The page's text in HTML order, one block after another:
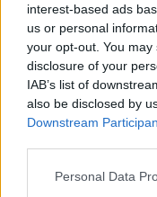
interest-based ads
us or personal
your opt-out. You
disclosure of your
IAB’s list of
also be disclosed by
Downstream
Personal Data
06.08.2026 - 10:45
Ευρώπη: Μπορεί η
ενεργειακή κρίση;
06.08.2026 - 09:15
Στέλιος Λιανός –
06.08.2026 - 08:40
Η γαλλική «ψήφος»
ελληνικές τράπεζες